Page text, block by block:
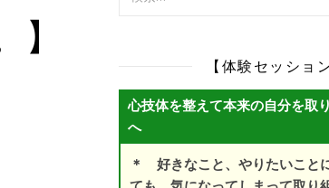
【体験セッション
心技体を整えて本来の自分を取
へ
＊ 好きなこと、やりたいこと